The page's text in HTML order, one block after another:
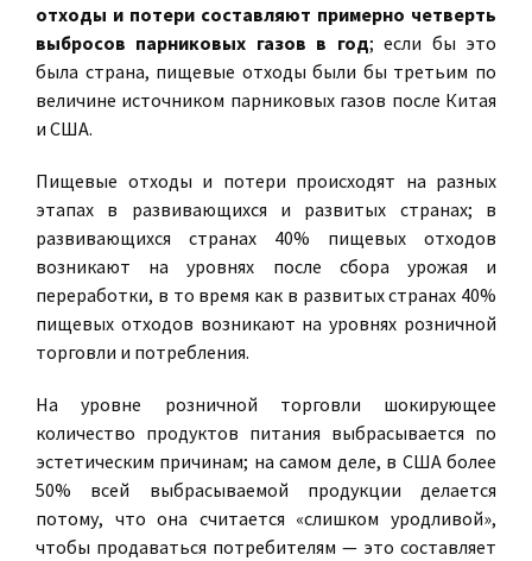
отходы и потери составляют примерно четверть
выбросов парниковых газов в год; если бы это
была страна, пищевые отходы были бы третьим по
величине источником парниковых газов после Китая
и США.
Пищевые отходы и потери происходят на разных
этапах в развивающихся и развитых странах; в
развивающихся странах 40% пищевых отходов
возникают на уровнях после сбора урожая и
переработки, в то время как в развитых странах 40%
пищевых отходов возникают на уровнях розничной
торговли и потребления.
На уровне розничной торговли шокирующее
количество продуктов питания выбрасывается по
эстетическим причинам; на самом деле, в США более
50% всей выбрасываемой продукции делается
потому, что она считается «слишком уродливой»,
чтобы продаваться потребителям — это составляет